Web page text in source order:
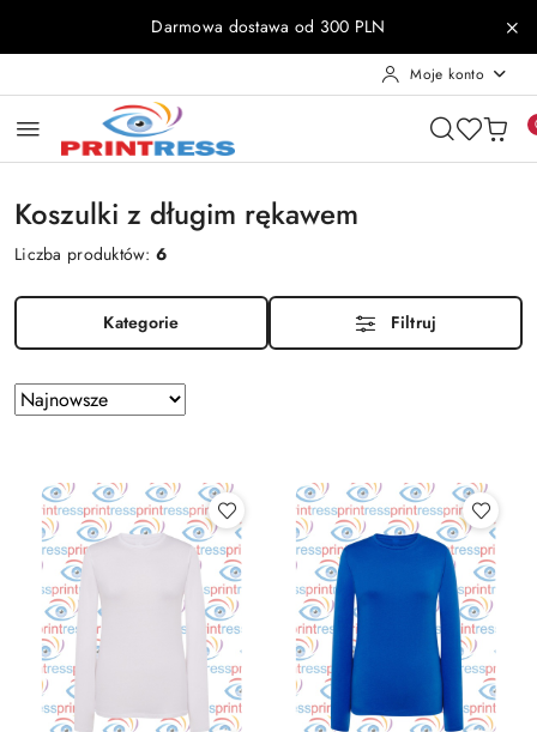
Przejdź do treści głównej
Przejdź do wyszukiwarki
Przejdź do moje konto
Przejdź do menu głównego
Przejdź do stopkiDarmowa dostawa od 300 PLN
Moje konto
Koszulki z długim rękawem
Liczba produktów:6
Kategorie Filtruj
Zastosowano
sortowanie:
Sortuj
według